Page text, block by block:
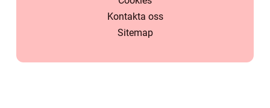
Kontakta oss
Sitemap